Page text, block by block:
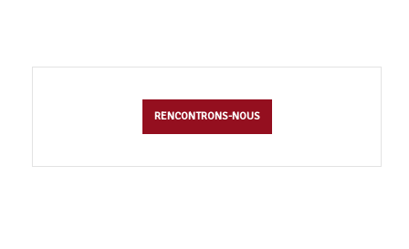
RENCONTRONS-NOUS